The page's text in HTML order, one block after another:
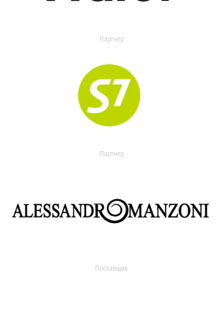
Партнер
Партнер
Поставщик